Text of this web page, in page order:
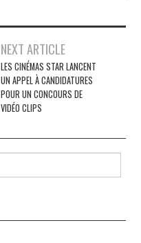
NEXT ARTICLE
LES CINÉMAS STAR LANCENT
UN APPEL À CANDIDATURES
POUR UN CONCOURS DE
VIDÉO CLIPS